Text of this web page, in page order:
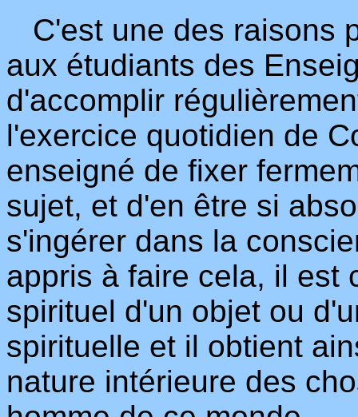
C'est une des raisons
aux étudiants des
d'accomplir
l'exercice quotidien de
enseigné de fixer
sujet, et d'en être si
s'ingérer dans la
appris à faire cela, il est
spirituel d'un objet ou
spirituelle et il obtient
nature intérieure des